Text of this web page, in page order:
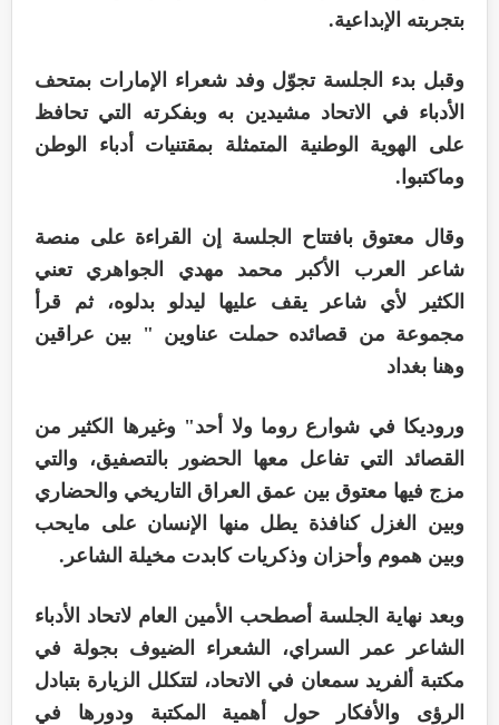
بتجربته الإبداعية.
وقبل بدء الجلسة تجوّل وفد شعراء الإمارات بمتحف
الأدباء في الاتحاد مشيدين به وبفكرته التي تحافظ
على الهوية الوطنية المتمثلة بمقتنيات أدباء الوطن
وماكتبوا.
وقال معتوق بافتتاح الجلسة إن القراءة على منصة
شاعر العرب الأكبر محمد مهدي الجواهري تعني
الكثير لأي شاعر يقف عليها ليدلو بدلوه، ثم قرأ
مجموعة من قصائده حملت عناوين " بين عراقين
وهنا بغداد
وروديكا في شوارع روما ولا أحد" وغيرها الكثير من
القصائد التي تفاعل معها الحضور بالتصفيق، والتي
مزج فيها معتوق بين عمق العراق التاريخي والحضاري
وبين الغزل كنافذة يطل منها الإنسان على مايحب
وبين هموم وأحزان وذكريات كابدت مخيلة الشاعر.
وبعد نهاية الجلسة أصطحب الأمين العام لاتحاد الأدباء
الشاعر عمر السراي، الشعراء الضيوف بجولة في
مكتبة ألفريد سمعان في الاتحاد، لتتكلل الزيارة بتبادل
الرؤى والأفكار حول أهمية المكتبة ودورها في